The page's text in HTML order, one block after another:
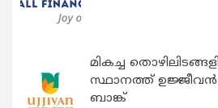
മികച്ച
സ്ഥാനത്ത്
ബാങ്ക്